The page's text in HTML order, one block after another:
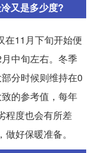
又是多少度?
在11月下旬开始便
中旬左右。冬季
分时候则维持在0
的参考值，每年
程度也会有所差
好保暖准备。